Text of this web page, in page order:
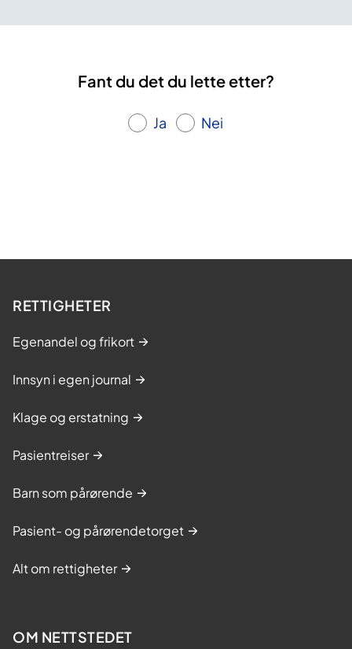
Fant du det du lette etter?
Ja Nei
RETTIGHETER
Egenandel og frikort
Innsyn i egen journal
Klage og erstatning
Pasientreiser
Barn som pårørende
Pasient- og pårørendetorget
Alt om rettigheter
OM NETTSTEDET